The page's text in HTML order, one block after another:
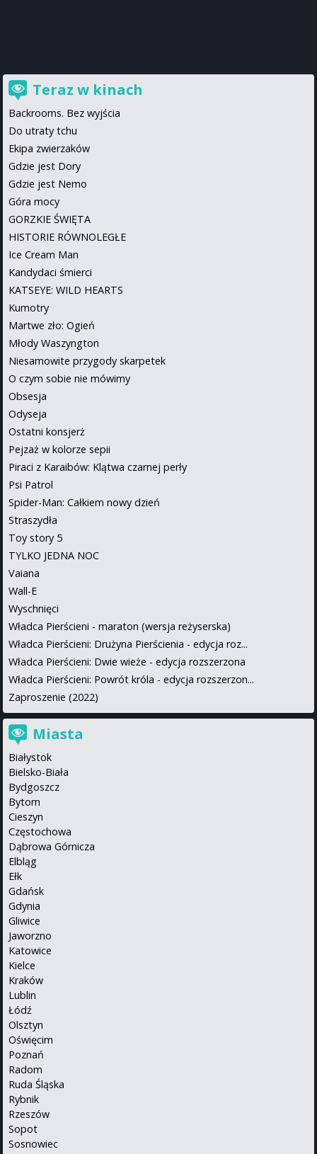
Teraz w kinach
Backrooms. Bez wyjścia
Do utraty tchu
Ekipa zwierzaków
Gdzie jest Dory
Gdzie jest Nemo
Góra mocy
GORZKIE ŚWIĘTA
HISTORIE RÓWNOLEGŁE
Ice Cream Man
Kandydaci śmierci
KATSEYE: WILD HEARTS
Kumotry
Martwe zło: Ogień
Młody Waszyngton
Niesamowite przygody skarpetek
O czym sobie nie mówimy
Obsesja
Odyseja
Ostatni konsjerż
Pejzaż w kolorze sepii
Piraci z Karaibów: Klątwa czarnej perły
Psi Patrol
Spider-Man: Całkiem nowy dzień
Straszydła
Toy story 5
TYLKO JEDNA NOC
Vaiana
Wall-E
Wyschnięci
Władca Pierścieni - maraton (wersja reżyserska)
Władca Pierścieni: Drużyna Pierścienia - edycja roz...
Władca Pierścieni: Dwie wieże - edycja rozszerzona
Władca Pierścieni: Powrót króla - edycja rozszerzon...
Zaproszenie (2022)
Miasta
Białystok
Bielsko-Biała
Bydgoszcz
Bytom
Cieszyn
Częstochowa
Dąbrowa Górnicza
Elbląg
Ełk
Gdańsk
Gdynia
Gliwice
Jaworzno
Katowice
Kielce
Kraków
Lublin
Łódź
Olsztyn
Oświęcim
Poznań
Radom
Ruda Śląska
Rybnik
Rzeszów
Sopot
Sosnowiec